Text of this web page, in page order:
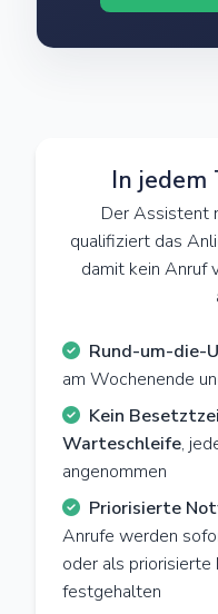
In
Der Assistent
qualifiziert das
damit kein Anruf
Rund-um-die-
am Wochenende
Kein
Warteschleife,
angenommen
Priorisierte
Anrufe werden
oder als
festgehalten